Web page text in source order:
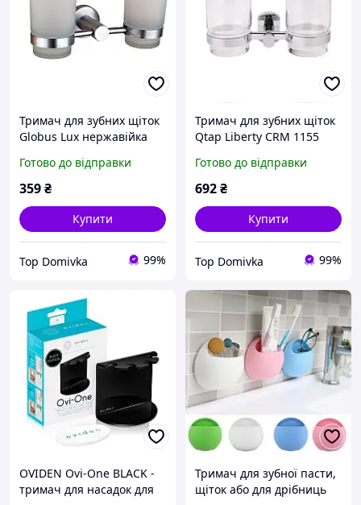
Тримач для зубних щіток
Globus Lux нержавійка
Готово до відправки
359₴
Купити
Top Domivka 99%
Тримач для зубних щіток
Qtap Liberty CRM 1155
Готово до відправки
692₴
Купити
Top Domivka 99%
OVIDEN Ovi-One BLACK -
тримач для насадок для
Тримач для зубної пасти,
щіток або для дрібниць